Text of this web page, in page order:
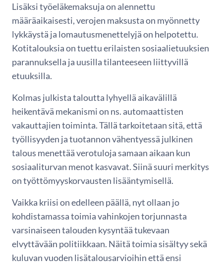
Lisäksi työeläkemaksuja on alennettu
määräaikaisesti, verojen maksusta on myönnetty
lykkäystä ja lomautusmenettelyjä on helpotettu.
Kotitalouksia on tuettu erilaisten sosiaalietuuksien
parannuksella ja uusilla tilanteeseen liittyvillä
etuuksilla.
Kolmas julkista taloutta lyhyellä aikavälillä
heikentävä mekanismi on ns. automaattisten
vakauttajien toiminta. Tällä tarkoitetaan sitä, että
työllisyyden ja tuotannon vähentyessä julkinen
talous menettää verotuloja samaan aikaan kun
sosiaaliturvan menot kasvavat. Siinä suuri merkitys
on työttömyyskorvausten lisääntymisellä.
Vaikka kriisi on edelleen päällä, nyt ollaan jo
kohdistamassa toimia vahinkojen torjunnasta
varsinaiseen talouden kysyntää tukevaan
elvyttävään politiikkaan. Näitä toimia sisältyy sekä
kuluvan vuoden lisätalousarvioihin että ensi